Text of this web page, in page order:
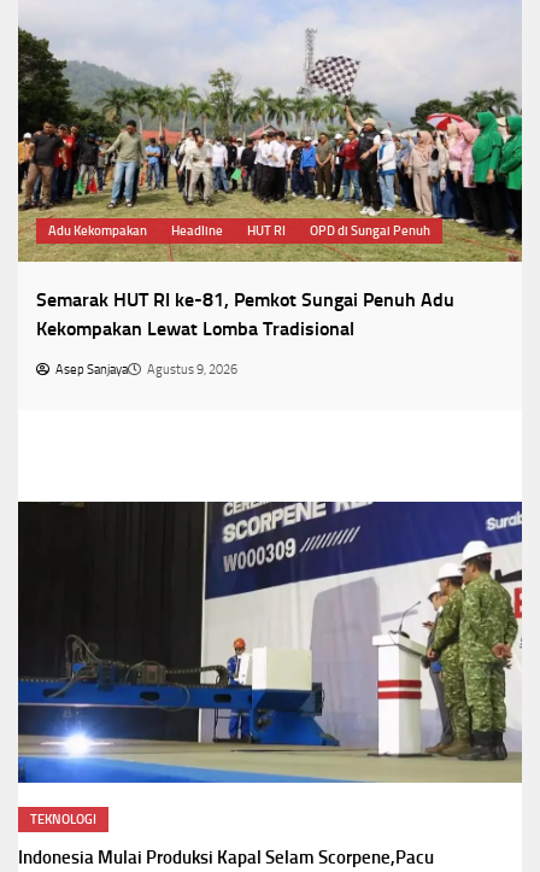
Adu Kekompakan Headline HUT RI OPD di Sungai Penuh
Semarak HUT RI ke-81, Pemkot Sungai Penuh Adu
Kekompakan Lewat Lomba Tradisional
Asep Sanjaya Agustus 9, 2026
TEKNOLOGI
Indonesia Mulai Produksi Kapal Selam Scorpene,Pacu